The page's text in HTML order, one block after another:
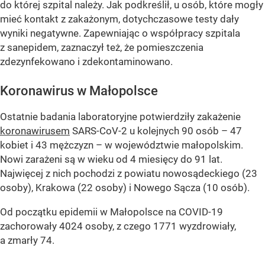
do której szpital należy. Jak podkreślił, u osób, które mogły
mieć kontakt z zakażonym, dotychczasowe testy dały
wyniki negatywne. Zapewniając o współpracy szpitala
z sanepidem, zaznaczył też, że pomieszczenia
zdezynfekowano i zdekontaminowano.
Koronawirus w Małopolsce
Ostatnie badania laboratoryjne potwierdziły zakażenie
koronawirusem SARS-CoV-2 u kolejnych 90 osób – 47
kobiet i 43 mężczyzn – w województwie małopolskim.
Nowi zarażeni są w wieku od 4 miesięcy do 91 lat.
Najwięcej z nich pochodzi z powiatu nowosądeckiego (23
osoby), Krakowa (22 osoby) i Nowego Sącza (10 osób).
Od początku epidemii w Małopolsce na COVID-19
zachorowały 4024 osoby, z czego 1771 wyzdrowiały,
a zmarły 74.